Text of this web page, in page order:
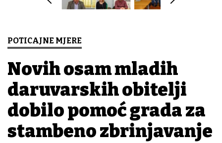
POTICAJNE MJERE
Novih osam mladih
daruvarskih obitelji
dobilo pomoć grada za
stambeno zbrinjavanje